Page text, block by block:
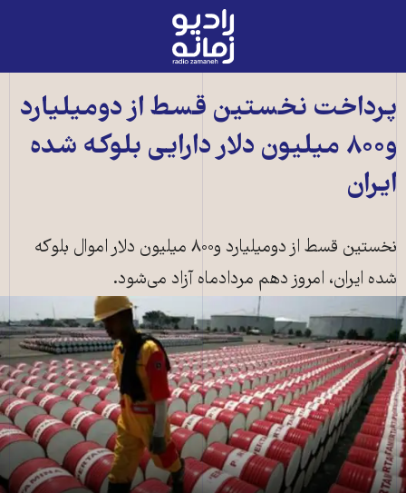
رادیو
زمانه
صفحه
اصلی
پرداخت نخستین قسط از دومیلیارد
و۸۰۰ میلیون دلار دارایی بلوکه شده
ایران
نخستین قسط از دومیلیارد و۸۰۰ میلیون دلار اموال بلوکه
شده ایران، امروز دهم مردادماه آزاد می‌شود.